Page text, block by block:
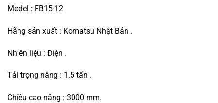
Model : FB15-12
Hãng sản xuất : Komatsu Nhật Bản .
Nhiên liệu : Điện .
Tải trọng nâng : 1.5 tấn .
Chiều cao nâng : 3000 mm.